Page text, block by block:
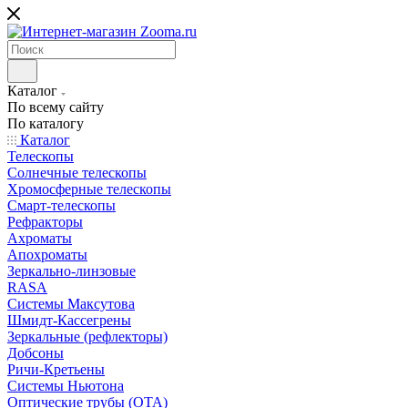
Каталог
По всему сайту
По каталогу
Каталог
Телескопы
Солнечные телескопы
Хромосферные телескопы
Смарт-телескопы
Рефракторы
Ахроматы
Апохроматы
Зеркально-линзовые
RASA
Системы Максутова
Шмидт-Кассегрены
Зеркальные (рефлекторы)
Добсоны
Ричи-Кретьены
Системы Ньютона
Оптические трубы (OTA)